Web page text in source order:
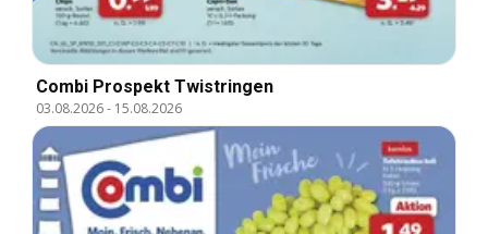
Combi Prospekt Twistringen
03.08.2026- 15.08.2026